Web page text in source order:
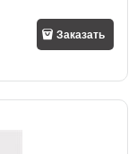
Заказать